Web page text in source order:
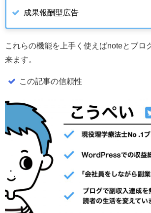
成果報酬型広告
これらの機能を上手く使えばnoteとブロ
来ます。
この記事の信頼性